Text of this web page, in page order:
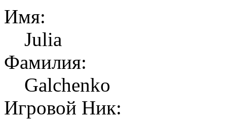
Имя:
Julia
Фамилия:
Galchenko
Игровой Ник: